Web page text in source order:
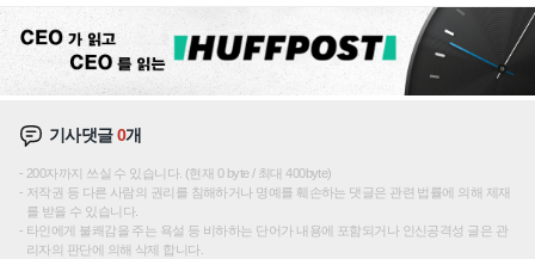
기사댓글0개
200자까지 쓰실 수 있습니다. (현재 0 byte / 최대 400byte)
저작권 등 다른 사람의 권리를 침해하거나 명예를 훼손하는 댓글은 관련 법률에 의해 제재
를 받을 수 있습니다.
타인에게 불쾌감을 주는 욕설 등 비하하는 단어가 내용에 포함되거나 인신공격성 글은 관
리자의 판단에 의해 삭제 합니다.